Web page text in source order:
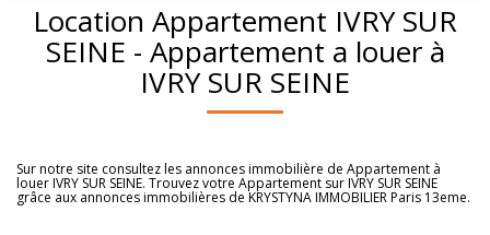
FAIRE GÉRER
OUTILS
Sélectionnez...
Type de bien
Plus de critères
Location Appartement IVRY SUR
SEINE - Appartement a louer à
IVRY SUR SEINE
Sur notre site consultez les annonces immobilière de Appartement à
louer IVRY SUR SEINE. Trouvez votre Appartement sur IVRY SUR SEINE
grâce aux annonces immobilières de KRYSTYNA IMMOBILIER Paris 13eme.